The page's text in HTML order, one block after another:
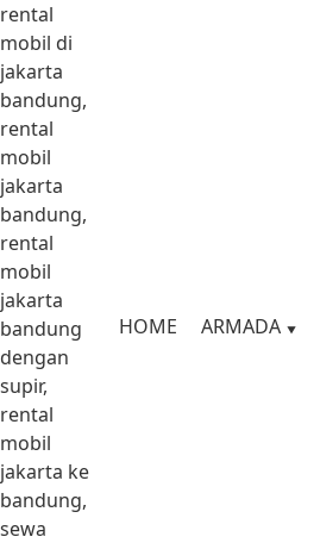
rental
mobil di
jakarta
bandung,
rental
mobil
jakarta
bandung,
rental
mobil
jakarta
bandung
dengan
supir,
rental
mobil
jakarta ke
bandung,
sewa
HOME ARMADA